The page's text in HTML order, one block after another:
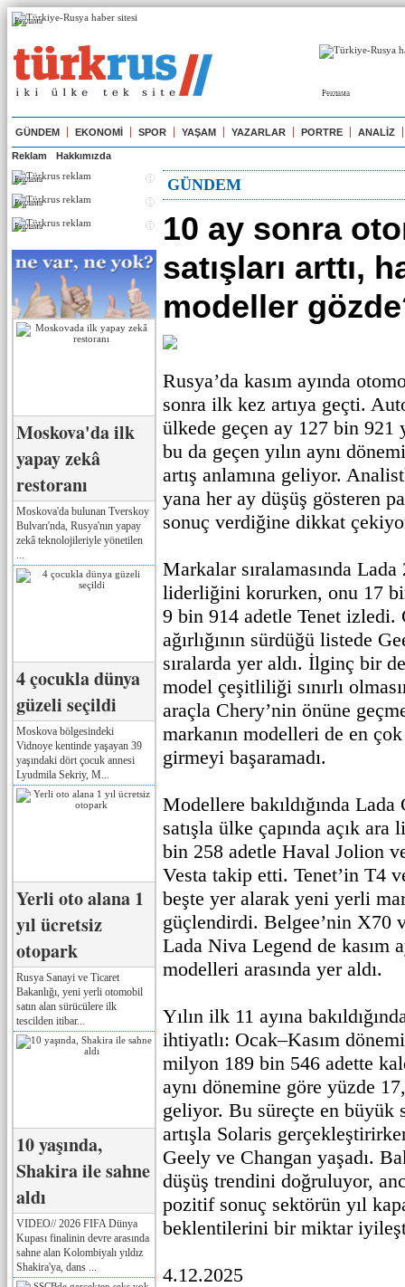
Реклама
Реклама
GÜNDEM EKONOMİ SPOR YAŞAM YAZARLAR PORTRE ANALİZ
Reklam Hakkımızda
Реклама
Реклама
Реклама
Moskova'da ilk
yapay zekâ
restoranı
Moskova'da bulunan Tverskoy
Bulvarı'nda, Rusya'nın yapay
zekâ teknolojileriyle yönetilen
4 çocukla dünya
güzeli seçildi
Moskova bölgesindeki
Vidnoye kentinde yaşayan 39
yaşındaki dört çocuk annesi
Lyudmila Sekriy, M...
Yerli oto alana 1
yıl ücretsiz
otopark
Rusya Sanayi ve Ticaret
Bakanlığı, yeni yerli otomobil
satın alan sürücülere ilk
tescilden itibar...
10 yaşında,
Shakira ile sahne
aldı
VIDEO// 2026 FIFA Dünya
Kupası finalinin devre arasında
sahne alan Kolombiyalı yıldız
Shakira'ya, dans ...
GÜNDEM
10 ay sonra
satışları arttı,
modeller
Rusya’da kasım ayında
sonra ilk kez artıya geçti.
ülkede geçen ay 127 bin 921
bu da geçen yılın aynı
artış anlamına geliyor.
yana her ay düşüş gösteren
sonuç verdiğine dikkat
Markalar sıralamasında
liderliğini korurken, onu 17
9 bin 914 adetle Tenet
ağırlığının sürdüğü listede
sıralarda yer aldı. İlginç bir
model çeşitliliği sınırlı
araçla Chery’nin önüne
markanın modelleri de en
girmeyi başaramadı.
Modellere bakıldığında
satışla ülke çapında açık
bin 258 adetle Haval Jolion
Vesta takip etti. Tenet’in T4
beşte yer alarak yeni yerli
güçlendirdi. Belgee’nin X70
Lada Niva Legend de kasım
modelleri arasında yer aldı.
Yılın ilk 11 ayına
ihtiyatlı: Ocak–Kasım
milyon 189 bin 546 adette
aynı dönemine göre yüzde
geliyor. Bu süreçte en büyük
artışla Solaris
Geely ve Changan yaşadı.
düşüş trendini doğruluyor,
pozitif sonuç sektörün yıl
beklentilerini bir miktar
4.12.2025